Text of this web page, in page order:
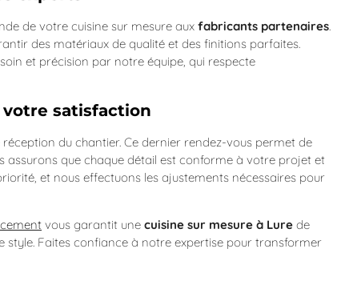
de votre cuisine sur mesure aux fabricants partenaires.
des matériaux de qualité et des finitions parfaites.
et précision par notre équipe, qui respecte
satisfaction
du chantier. Ce dernier rendez-vous permet de
que chaque détail est conforme à votre projet et
et nous effectuons les ajustements nécessaires pour
vous garantit une cuisine sur mesure à Lure de
Faites confiance à notre expertise pour transformer